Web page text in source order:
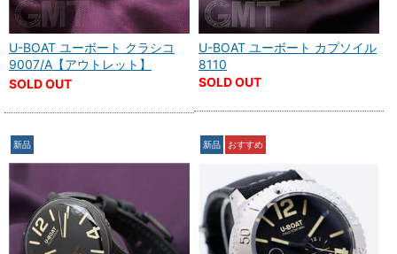
U-BOAT ユーボート クラシコ
9007/A【アウトレット】
SOLD OUT
U-BOAT ユーボート カプソイル
8110
SOLD OUT
新品 新品 おすすめ